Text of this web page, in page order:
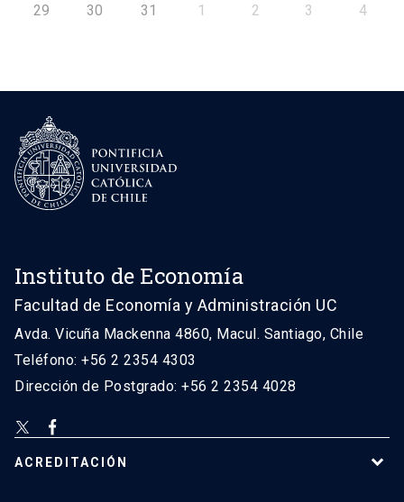
29 30 31 1 2 3 4
Instituto de Economía
Facultad de Economía y Administración UC
Avda. Vicuña Mackenna 4860, Macul. Santiago, Chile
Teléfono: +56 2 2354 4303
Dirección de Postgrado: +56 2 2354 4028
ACREDITACIÓN